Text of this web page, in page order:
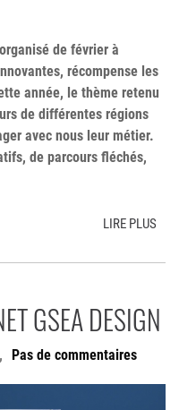
de février à
récompense les
année, le thème retenu
de différentes régions
avec nous leur métier.
de parcours fléchés,
LIRE PLUS
GSEA DESIGN
, Pas de commentaires